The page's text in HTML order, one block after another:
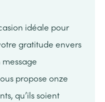
idéale pour
gratitude envers
propose onze
qu’ils soient